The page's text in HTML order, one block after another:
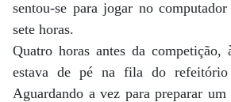
sentou-se para jogar no
sete horas.
Quatro horas antes da competição,
estava de pé na fila do
Aguardando a vez para preparar